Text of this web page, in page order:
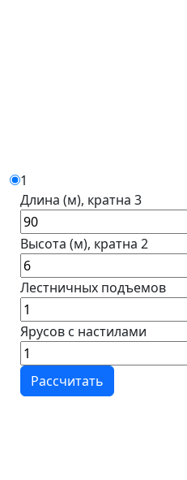
1
Длина (м), кратна 3
Высота (м), кратна 2
Лестничных подъемов
Ярусов с настилами